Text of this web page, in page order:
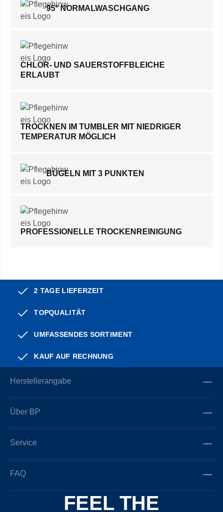
95° NORMALWASCHGANG
CHLOR- UND SAUERSTOFFBLEICHE
ERLAUBT
TROCKNEN IM TUMBLER MIT NIEDRIGER
TEMPERATUR MÖGLICH
BÜGELN MIT 3 PUNKTEN
PROFESSIONELLE TROCKENREINIGUNG
2 TAGE LIEFERZEIT
TOPQUALITÄT
UMFASSENDES SORTIMENT
KAUF AUF RECHNUNG
Herstellerangabe
Über BP
Service
FAQ
FEEL THE